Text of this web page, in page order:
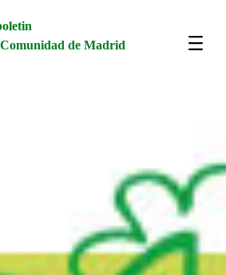
de Madrid